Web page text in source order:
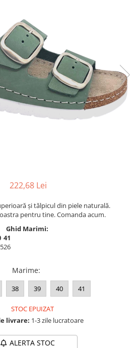
222,68 Lei
şi tălpicul din piele naturală.
pentru tine. Comanda acum.
Ghid Marimi:
41
26
Marime:
38 39 40 41
STOC EPUIZAT
livrare: 1-3 zile lucratoare
ALERTA STOC